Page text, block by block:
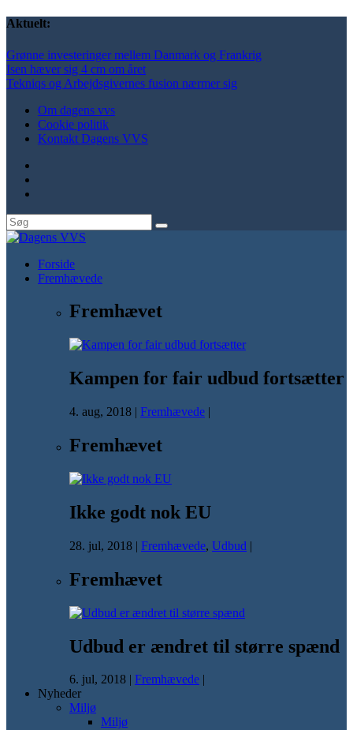
Aktuelt:
Grønne investeringer mellem Danmark og Frankrig
Isen hæver sig 4 cm om året
Tekniqs og Arbejdsgivernes fusion nærmer sig
Om dagens vvs
Cookie politik
Kontakt Dagens VVS
Forside
Fremhævede
Fremhævet
Kampen for fair udbud fortsætter
4. aug, 2018 | Fremhævede |
Fremhævet
Ikke godt nok EU
28. jul, 2018 | Fremhævede, Udbud |
Fremhævet
Udbud er ændret til større spænd
6. jul, 2018 | Fremhævede |
Nyheder
Miljø
Miljø